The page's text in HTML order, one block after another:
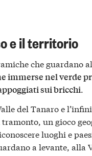
e il territorio
che guardano
immerse nel verde
sui bricchi.
del Tanaro e
un gioco
luoghi e
a levante, alla